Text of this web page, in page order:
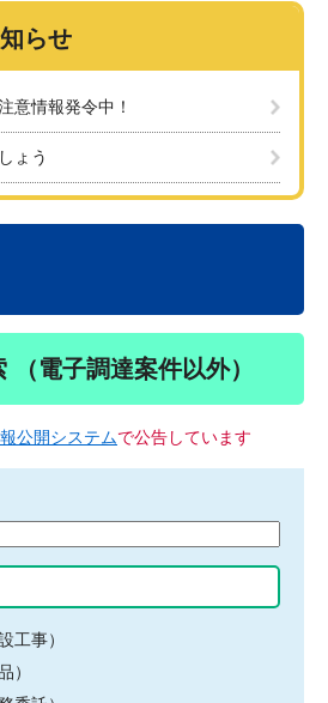
らせ
意情報発令中！
ょう
（電子調達案件以外）
公開システムで公告しています
工事）
）